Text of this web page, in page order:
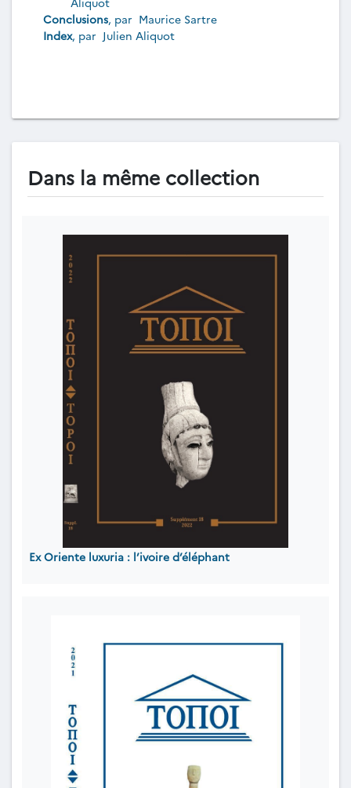
Conclusions, par Maurice Sartre
Index, par Julien Aliquot
Dans la même collection
Ex Oriente luxuria : l’ivoire d’éléphant